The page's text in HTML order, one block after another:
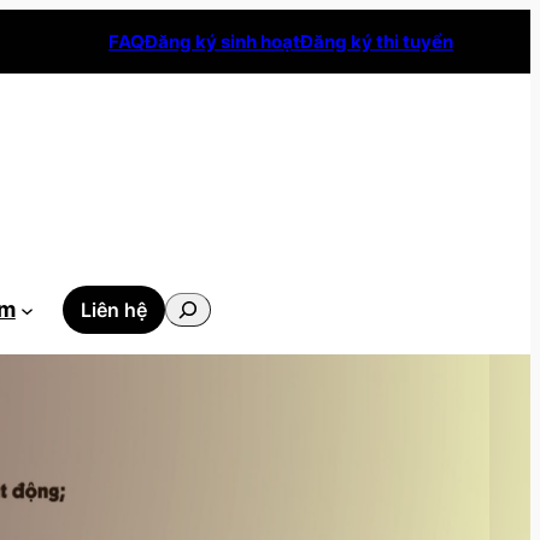
FAQĐăng ký sinh hoạtĐăng ký thi tuyển
Liên hệ
Tìm
kiếm